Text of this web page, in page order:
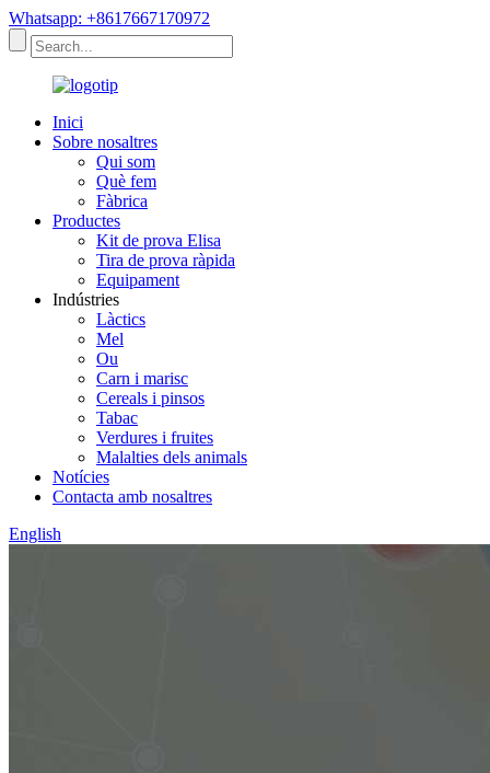
Whatsapp: +8617667170972
Inici
Sobre nosaltres
Qui som
Què fem
Fàbrica
Productes
Kit de prova Elisa
Tira de prova ràpida
Equipament
Indústries
Làctics
Mel
Ou
Carn i marisc
Cereals i pinsos
Tabac
Verdures i fruites
Malalties dels animals
Notícies
Contacta amb nosaltres
English